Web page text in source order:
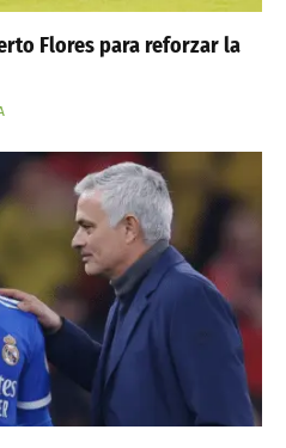
Flores para reforzar la